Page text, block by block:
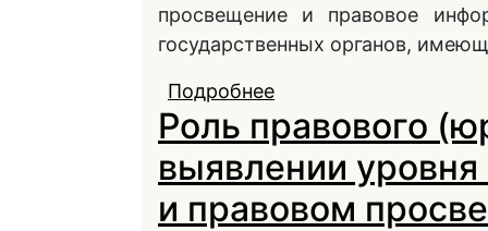
просвещение и правовое
государственных органов,
Подробнее
правовому
Роль правового
выявлении
и правовом